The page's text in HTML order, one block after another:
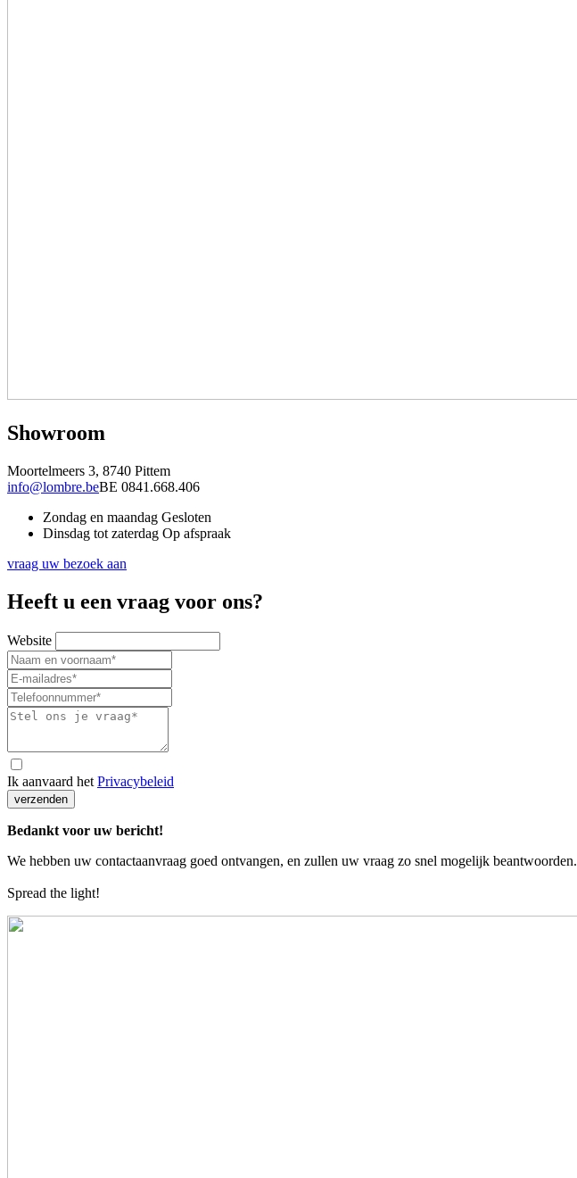
Showroom
Moortelmeers 3, 8740 Pittem
info@lombre.beBE 0841.668.406
Zondag en maandag Gesloten
Dinsdag tot zaterdag Op afspraak
vraag uw bezoek aan
Heeft u een vraag voor ons?
Website
Ik aanvaard het Privacybeleid
verzenden
Bedankt voor uw bericht!
We hebben uw contactaanvraag goed ontvangen, en zullen uw vraag zo snel mogelijk beantwoorden.
Spread the light!